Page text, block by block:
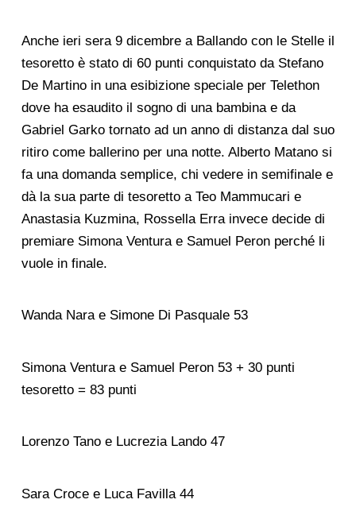
Anche ieri sera 9 dicembre a Ballando con le Stelle il
tesoretto è stato di 60 punti conquistato da Stefano
De Martino in una esibizione speciale per Telethon
dove ha esaudito il sogno di una bambina e da
Gabriel Garko tornato ad un anno di distanza dal suo
ritiro come ballerino per una notte. Alberto Matano si
fa una domanda semplice, chi vedere in semifinale e
dà la sua parte di tesoretto a Teo Mammucari e
Anastasia Kuzmina, Rossella Erra invece decide di
premiare Simona Ventura e Samuel Peron perché li
vuole in finale.
Wanda Nara e Simone Di Pasquale 53
Simona Ventura e Samuel Peron 53 + 30 punti
tesoretto = 83 punti
Lorenzo Tano e Lucrezia Lando 47
Sara Croce e Luca Favilla 44